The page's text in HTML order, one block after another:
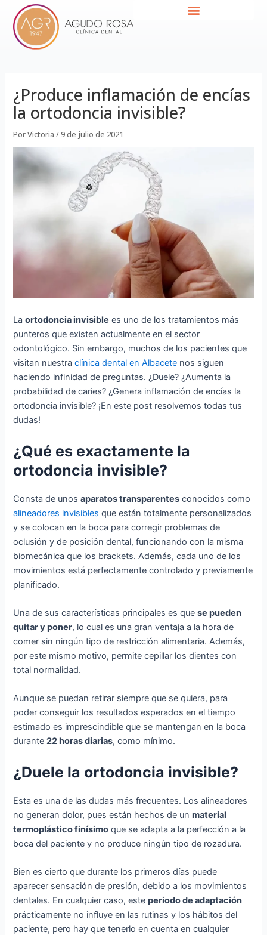
contenido
¿Produce inflamación de encías
la ortodoncia invisible?
PorVictoria/9 de julio de 2021
Laortodoncia invisible es uno de los tratamientos más
punteros que existen actualmente en el sector
odontológico. Sin embargo, muchos de los pacientes que
visitan nuestraclínica dental en Albacete nos siguen
haciendo infinidad de preguntas. ¿Duele? ¿Aumenta la
probabilidad de caries? ¿Genera inflamación de encías la
ortodoncia invisible? ¡En este post resolvemos todas tus
dudas!
¿Qué es exactamente la
ortodoncia invisible?
Consta de unosaparatos transparentes conocidos como
alineadores invisibles que están totalmente personalizados
y se colocan en la boca para corregir problemas de
oclusión y de posición dental, funcionando con la misma
biomecánica que los brackets. Además, cada uno de los
movimientos está perfectamente controlado y previamente
planificado.
Una de sus características principales es quese pueden
quitar y poner, lo cual es una gran ventaja a la hora de
comer sin ningún tipo de restricción alimentaria. Además,
por este mismo motivo, permite cepillar los dientes con
total normalidad.
Aunque se puedan retirar siempre que se quiera, para
poder conseguir los resultados esperados en el tiempo
estimado es imprescindible que se mantengan en la boca
durante22 horas diarias, como mínimo.
¿Duele la ortodoncia invisible?
Esta es una de las dudas más frecuentes. Los alineadores
no generan dolor, pues están hechos de unmaterial
termoplástico finísimo que se adapta a la perfección a la
boca del paciente y no produce ningún tipo de rozadura.
Bien es cierto que durante los primeros días puede
aparecer sensación de presión, debido a los movimientos
dentales. En cualquier caso, esteperiodo de adaptación
prácticamente no influye en las rutinas y los hábitos del
paciente, pero hay que tenerlo en cuenta en cualquier
Navegación
de
entradas